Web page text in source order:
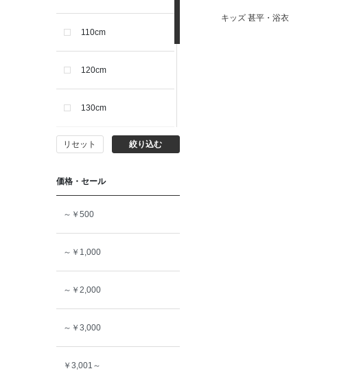
110cm
120cm
130cm
140cm
150cm
リセット 絞り込む
価格・セール
～￥500
～￥1,000
～￥2,000
～￥3,000
￥3,001～
キッズ 甚平・浴衣